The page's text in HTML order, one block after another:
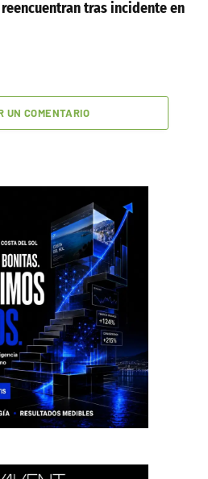
tras incidente en
UN COMENTARIO